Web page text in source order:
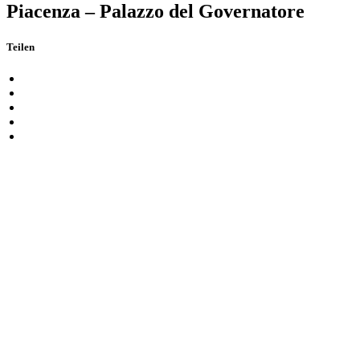
Piacenza – Palazzo del Governatore
Teilen